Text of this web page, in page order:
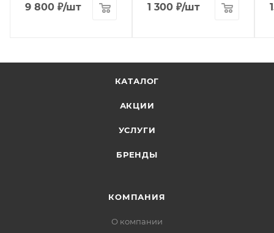
9 800 ₽/шт 1 300 ₽/шт
КАТАЛОГ
АКЦИИ
УСЛУГИ
БРЕНДЫ
КОМПАНИЯ
О компании